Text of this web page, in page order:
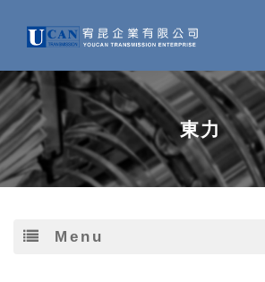
東力
Menu